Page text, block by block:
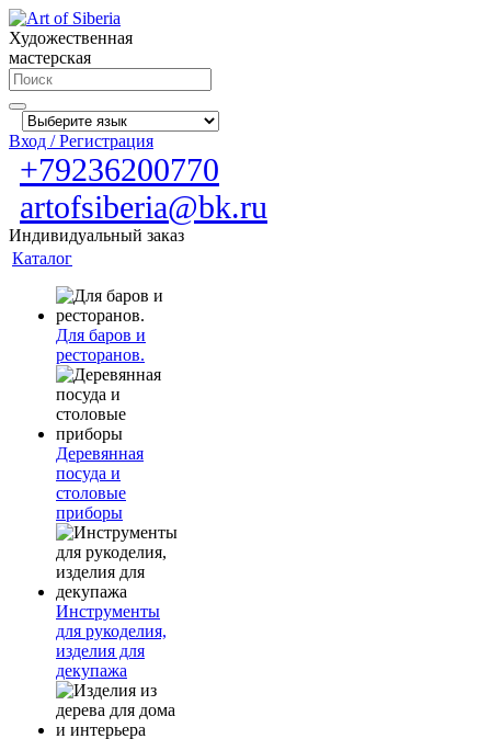
Художественная
мастерская
Вход / Регистрация
+79236200770
artofsiberia@bk.ru
Индивидуальный заказ
Каталог
Для баров и
ресторанов.
Деревянная
посуда и
столовые
приборы
Инструменты
для рукоделия,
изделия для
декупажа